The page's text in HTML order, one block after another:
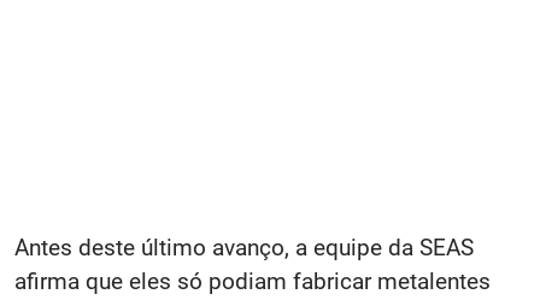
Antes deste último avanço, a equipe da SEAS
afirma que eles só podiam fabricar metalentes